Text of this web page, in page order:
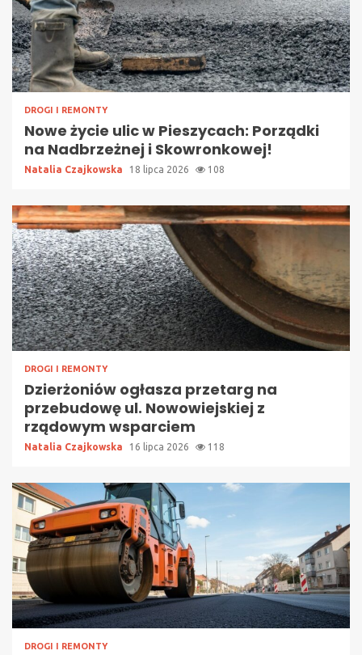
DROGI I REMONTY
Nowe życie ulic w Pieszycach: Porządki
na Nadbrzeżnej i Skowronkowej!
Natalia Czajkowska 18 lipca 2026 108
DROGI I REMONTY
Dzierżoniów ogłasza przetarg na
przebudowę ul. Nowowiejskiej z
rządowym wsparciem
Natalia Czajkowska 16 lipca 2026 118
DROGI I REMONTY